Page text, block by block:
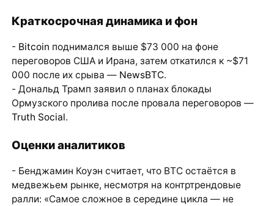
Краткосрочная динамика и фон
- Bitcoin поднимался выше $73 000 на фоне
переговоров США и Ирана, затем откатился к ~$71
000 после их срыва — NewsBTC.
- Дональд Трамп заявил о планах блокады
Ормузского пролива после провала переговоров —
Truth Social.
Оценки аналитиков
- Бенджамин Коуэн считает, что BTC остаётся в
медвежьем рынке, несмотря на контртрендовые
ралли: «Самое сложное в середине цикла — не